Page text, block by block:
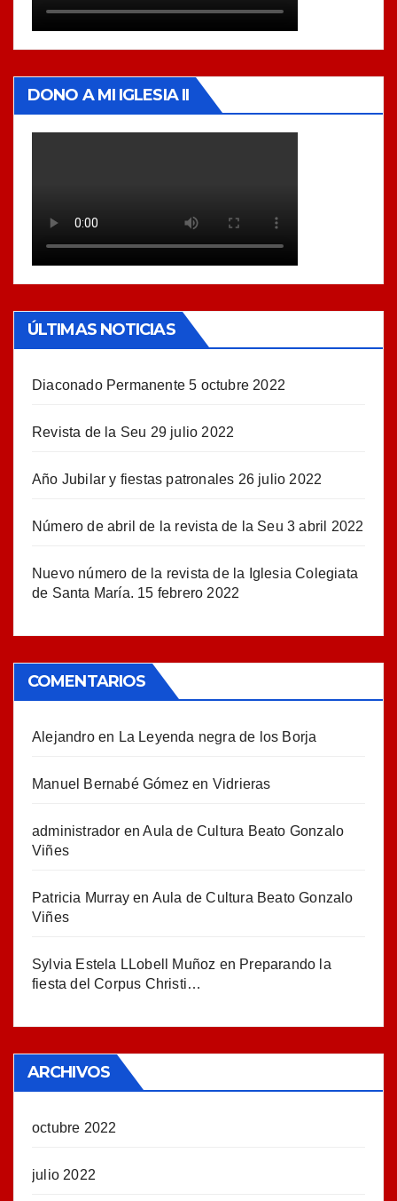
DONO A MI IGLESIA II
ÚLTIMAS NOTICIAS
Diaconado Permanente 5 octubre 2022
Revista de la Seu 29 julio 2022
Año Jubilar y fiestas patronales 26 julio 2022
Número de abril de la revista de la Seu 3 abril 2022
Nuevo número de la revista de la Iglesia Colegiata
de Santa María. 15 febrero 2022
COMENTARIOS
Alejandroen La Leyenda negra de los Borja
Manuel Bernabé Gómez en Vidrieras
administrador enAula de Cultura Beato Gonzalo
Viñes
Patricia Murray en Aula de Cultura Beato Gonzalo
Viñes
Sylvia Estela LLobell Muñoz en Preparando la
fiesta del Corpus Christi…
ARCHIVOS
octubre 2022
julio 2022